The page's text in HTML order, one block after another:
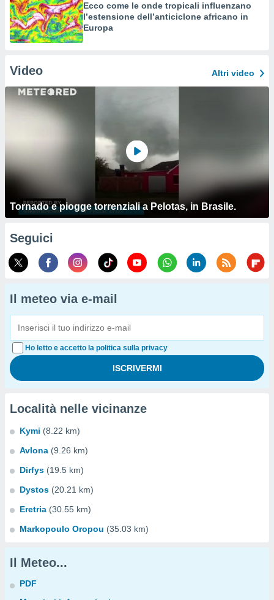
Ecco come le onde tropicali influenzano
l’estensione dell’anticiclone africano in
Europa
Video Altri video
Tornado e piogge torrenziali a Pelotas, in Brasile.
Seguici
Il meteo via e-mail
Ho letto e accetto la politica sulla privacy
Località nelle vicinanze
Kymi (8.22 km)
Avlona (9.26 km)
Dirfys (19.5 km)
Dystos (20.21 km)
Eretria (30.55 km)
Markopoulo Oropou (35.03 km)
Il Meteo...
PDF